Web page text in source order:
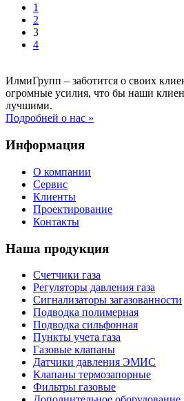
1
2
3
4
ИлмиГрупп – заботится о своих
огромные усилия, что бы наши
лучшими.
Подробней о нас »
Информация
О компании
Сервис
Клиенты
Проектирование
Контакты
Наша продукция
Счетчики газа
Регуляторы давления газа
Сигнализаторы загазованности
Подводка полимерная
Подводка сильфонная
Пункты учета газа
Газовые клапаны
Датчики давления ЭМИС
Клапаны термозапорные
Фильтры газовые